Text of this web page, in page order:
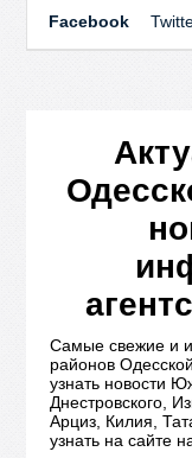
Facebook
Самые свежие и
районов
узнать новости
Днестровского,
Арциз, Килия,
узнать на сайте